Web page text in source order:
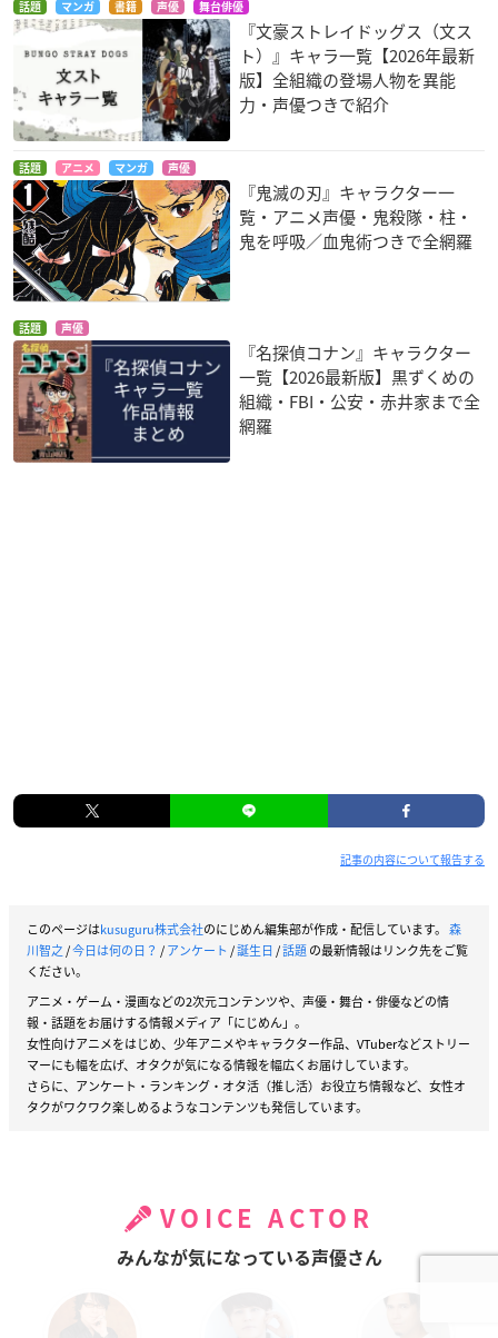
話題 マンガ 書籍 声優 舞台俳優
『文豪ストレイドッグス（文ス
ト）』キャラ一覧【2026年最新
版】全組織の登場人物を異能
力・声優つきで紹介
話題 アニメ マンガ 声優
『鬼滅の刃』キャラクター一
覧・アニメ声優・鬼殺隊・柱・
鬼を呼吸／血鬼術つきで全網羅
話題 声優
『名探偵コナン』キャラクター
一覧【2026最新版】黒ずくめの
組織・FBI・公安・赤井家まで全
網羅
記事の内容について報告する
このページはkusuguru株式会社のにじめん編集部が作成・配信しています。 森
川智之/今日は何の日？ /アンケート /誕生日/話題の最新情報はリンク先をご覧
ください。
アニメ・ゲーム・漫画などの2次元コンテンツや、声優・舞台・俳優などの情
報・話題をお届けする情報メディア「にじめん」。
女性向けアニメをはじめ、少年アニメやキャラクター作品、VTuberなどストリー
マーにも幅を広げ、オタクが気になる情報を幅広くお届けしています。
さらに、アンケート・ランキング・オタ活（推し活）お役立ち情報など、女性オ
タクがワクワク楽しめるようなコンテンツも発信しています。
VOICE ACTOR
みんなが気になっている声優さん